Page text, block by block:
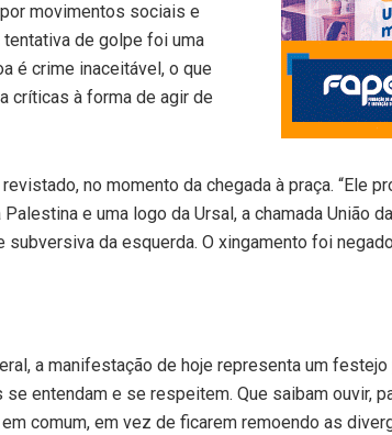
movimentos sociais e
de golpe foi uma
é crime inaceitável, o que
críticas à forma de agir de
no momento da chegada à praça. “Ele
e uma logo da Ursal, a chamada União
da esquerda. O xingamento foi
a manifestação de hoje representa um
entendam e se respeitem. Que saibam ouvir,
comum, em vez de ficarem remoendo as